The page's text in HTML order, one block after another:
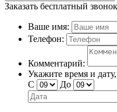
Заказать бесплатный звонок
Ваше имя:
Телефон:
Комментарий:
Укажите время и
С
До